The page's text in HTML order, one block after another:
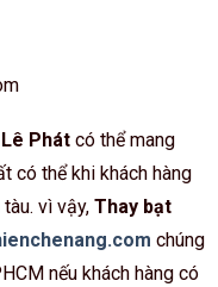
Phát có thể mang
có thể khi khách hàng
vì vậy, Thay bạt
chúng
nếu khách hàng có